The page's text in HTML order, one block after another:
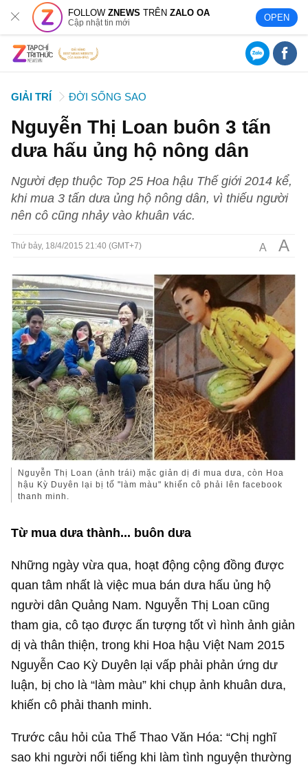
FOLLOWZNEWS TRÊNZALO OA
Cập nhật tin mới OPEN
GIẢI TRÍ ĐỜI SỐNG SAO
Nguyễn Thị Loan buôn 3 tấn
dưa hấu ủng hộ nông dân
Người đẹp thuộc Top 25 Hoa hậu Thế giới 2014 kể,
khi mua 3 tấn dưa ủng hộ nông dân, vì thiếu người
nên cô cũng nhảy vào khuân vác.
Thứ bảy, 18/4/2015 21:40 (GMT+7) A A
Nguyễn Thị Loan (ảnh trái) mặc giản dị đi mua dưa, còn Hoa
hậu Kỳ Duyên lại bị tố "làm màu" khiến cô phải lên facebook
thanh minh.
Từ mua dưa thành... buôn dưa
Những ngày vừa qua, hoạt động cộng đồng được
quan tâm nhất là việc mua bán dưa hấu ủng hộ
người dân Quảng Nam. Nguyễn Thị Loan cũng
tham gia, cô tạo được ấn tượng tốt vì hình ảnh giản
dị và thân thiện, trong khi Hoa hậu Việt Nam 2015
Nguyễn Cao Kỳ Duyên lại vấp phải phản ứng dư
luận, bị cho là “làm màu” khi chụp ảnh khuân dưa,
khiến cô phải thanh minh.
Trước câu hỏi của Thể Thao Văn Hóa: “Chị nghĩ
sao khi người nổi tiếng khi làm tình nguyện thường